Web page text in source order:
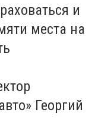
и
места на
Георгий